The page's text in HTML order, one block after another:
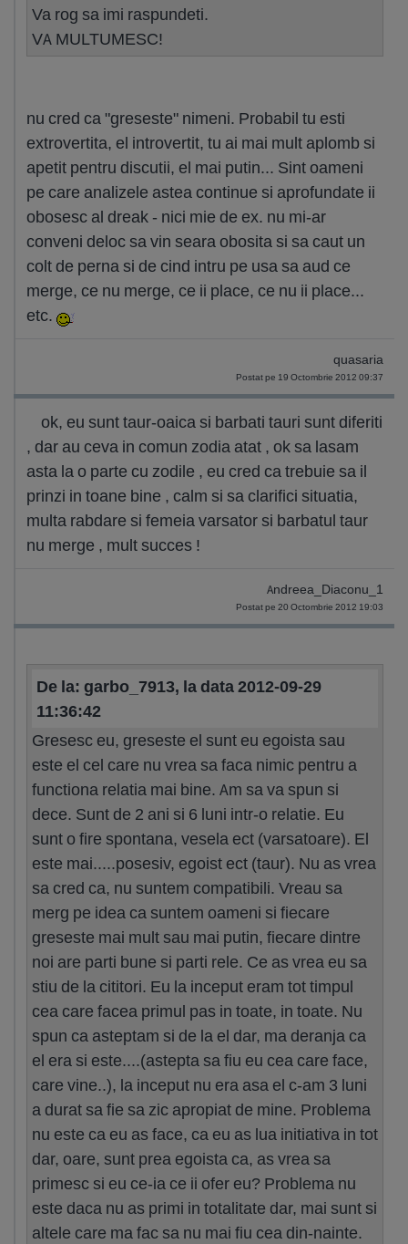
Va rog sa imi raspundeti.
VA MULTUMESC!
nu cred ca "greseste" nimeni. Probabil tu esti
extrovertita, el introvertit, tu ai mai mult aplomb si
apetit pentru discutii, el mai putin... Sint oameni
pe care analizele astea continue si aprofundate ii
obosesc al dreak - nici mie de ex. nu mi-ar
conveni deloc sa vin seara obosita si sa caut un
colt de perna si de cind intru pe usa sa aud ce
merge, ce nu merge, ce ii place, ce nu ii place...
etc.
quasaria
Postat pe 19 Octombrie 2012 09:37
ok, eu sunt taur-oaica si barbati tauri sunt diferiti
, dar au ceva in comun zodia atat , ok sa lasam
asta la o parte cu zodile , eu cred ca trebuie sa il
prinzi in toane bine , calm si sa clarifici situatia,
multa rabdare si femeia varsator si barbatul taur
nu merge , mult succes !
Andreea_Diaconu_1
Postat pe 20 Octombrie 2012 19:03
De la: garbo_7913, la data 2012-09-29
11:36:42
Gresesc eu, greseste el sunt eu egoista sau
este el cel care nu vrea sa faca nimic pentru a
functiona relatia mai bine. Am sa va spun si
dece. Sunt de 2 ani si 6 luni intr-o relatie. Eu
sunt o fire spontana, vesela ect (varsatoare). El
este mai.....posesiv, egoist ect (taur). Nu as vrea
sa cred ca, nu suntem compatibili. Vreau sa
merg pe idea ca suntem oameni si fiecare
greseste mai mult sau mai putin, fiecare dintre
noi are parti bune si parti rele. Ce as vrea eu sa
stiu de la cititori. Eu la inceput eram tot timpul
cea care facea primul pas in toate, in toate. Nu
spun ca asteptam si de la el dar, ma deranja ca
el era si este....(astepta sa fiu eu cea care face,
care vine..), la inceput nu era asa el c-am 3 luni
a durat sa fie sa zic apropiat de mine. Problema
nu este ca eu as face, ca eu as lua initiativa in tot
dar, oare, sunt prea egoista ca, as vrea sa
primesc si eu ce-ia ce ii ofer eu? Problema nu
este daca nu as primi in totalitate dar, mai sunt si
altele care ma fac sa nu mai fiu cea din-nainte.